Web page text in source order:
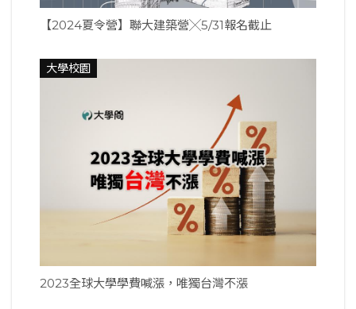
【2024夏令營】聯大建築營╳5/31報名截止
大學校園
2023全球大學學費喊漲，唯獨台灣不漲